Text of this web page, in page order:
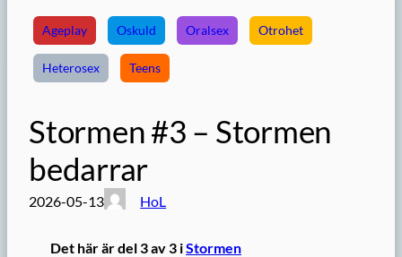
Ageplay Oskuld Oralsex Otrohet
Heterosex Teens
Stormen #3 – Stormen
bedarrar
2026-05-13 HoL
Det här är del 3 av 3 iStormen